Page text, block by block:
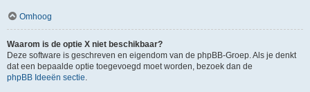
Omhoog
Waarom is de optie X niet beschikbaar?
Deze software is geschreven en eigendom van de phpBB-Groep. Als je denkt
dat een bepaalde optie toegevoegd moet worden, bezoek dan de
phpBB Ideeën sectie.